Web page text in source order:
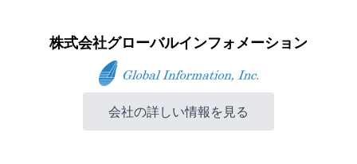
株式会社グローバルインフォメーション
会社の詳しい情報を見る